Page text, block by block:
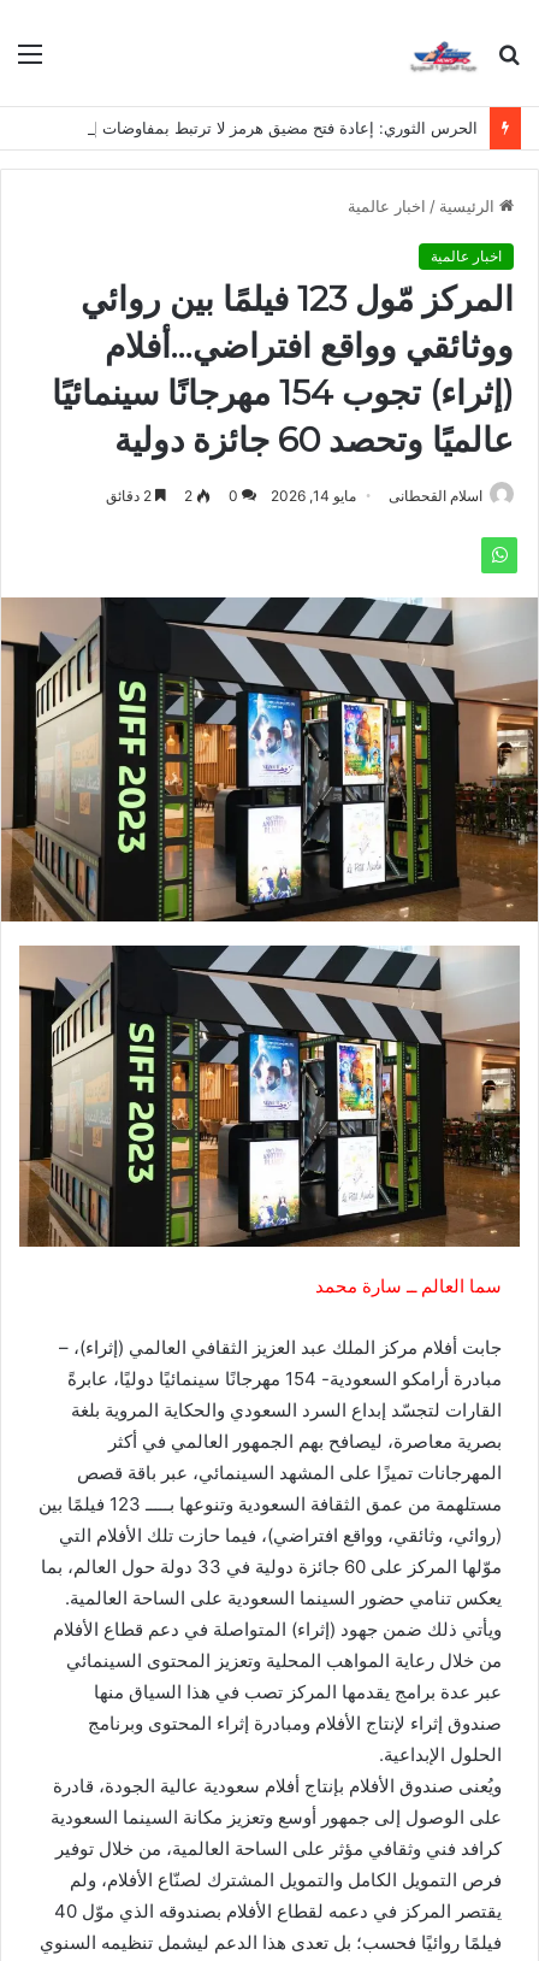
بحث
الرئيسية / اخبار عالمية
اخبار عالمية
المركز مّول 123 فيلمًا بين روائي
ووثائقي وواقع افتراضي…أفلام
(إثراء) تجوب 154 مهرجانًا سينمائيًا
عالميًا وتحصد 60 جائزة دولية
اسلام القحطانى مايو 14, 2026 0
2
سما العالم ــ سارة محمد
جابت أفلام مركز الملك عبد العزيز الثقافي العالمي (إثراء)، –
مبادرة أرامكو السعودية- 154 مهرجانًا سينمائيًا دوليًا، عابرةً
القارات لتجسّد إبداع السرد السعودي والحكاية المروية بلغة
بصرية معاصرة، ليصافح بهم الجمهور العالمي في أكثر
المهرجانات تميزًا على المشهد السينمائي، عبر باقة قصص
مستلهمة من عمق الثقافة السعودية وتنوعها بـــــ 123 فيلمًا بين
(روائي، وثائقي، وواقع افتراضي)، فيما حازت تلك الأفلام التي
موّلها المركز على 60 جائزة دولية في 33 دولة حول العالم، بما
يعكس تنامي حضور السينما السعودية على الساحة العالمية.
ويأتي ذلك ضمن جهود (إثراء) المتواصلة في دعم قطاع الأفلام
من خلال رعاية المواهب المحلية وتعزيز المحتوى السينمائي
عبر عدة برامج يقدمها المركز تصب في هذا السياق منها
صندوق إثراء لإنتاج الأفلام ومبادرة إثراء المحتوى وبرنامج
الحلول الإبداعية.
ويُعنى صندوق الأفلام بإنتاج أفلام سعودية عالية الجودة، قادرة
على الوصول إلى جمهور أوسع وتعزيز مكانة السينما السعودية
كرافد فني وثقافي مؤثر على الساحة العالمية، من خلال توفير
فرص التمويل الكامل والتمويل المشترك لصنّاع الأفلام، ولم
يقتصر المركز في دعمه لقطاع الأفلام بصندوقه الذي موّل 40
فيلمًا روائيًا فحسب؛ بل تعدى هذا الدعم ليشمل تنظيمه السنوي